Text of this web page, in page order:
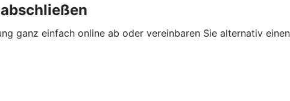
ganz einfach online ab oder vereinbaren Sie alternativ